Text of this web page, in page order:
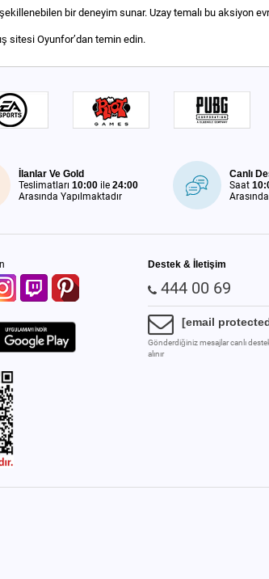
bir deneyim sunar. Uzay temalı bu aksiyon
sitesi Oyunfor’dan temin edin.
İlanlar Ve Gold
Teslimatları10:00 ile24:00
Arasında Yapılmaktadır
Canlı
Saat
Destek & İletişim
444 00 69
[email
Gönderdiğiniz mesajlar canlı
alınır